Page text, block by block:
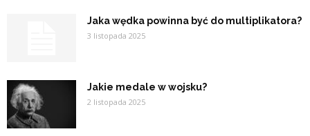
Jaka wędka powinna być do multiplikatora?
3 listopada 2025
Jakie medale w wojsku?
2 listopada 2025